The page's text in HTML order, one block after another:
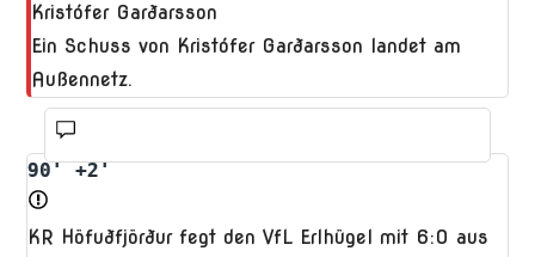
Kristófer Garðarsson
Ein Schuss von Kristófer Garðarsson landet am
Außennetz.
90' +2'
KR Höfuðfjörður fegt den VfL Erlhügel mit 6:0 aus